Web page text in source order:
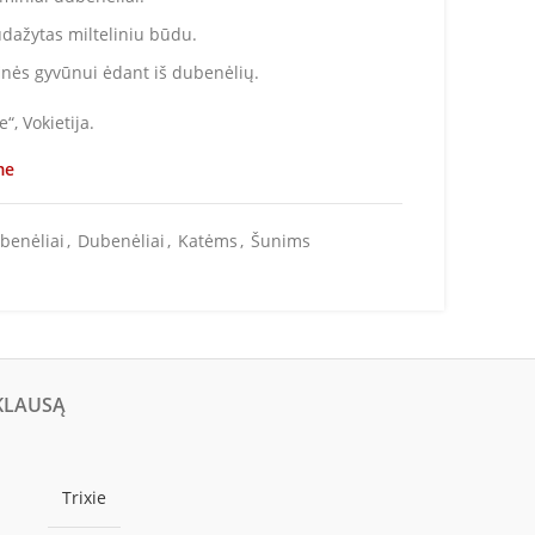
milteliniu būdu.
gyvūnui ėdant iš dubenėlių.
Vokietija.
, Dubenėliai , Katėms , Šunims
Trixie